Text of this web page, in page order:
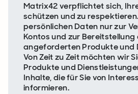
Matrix42 verpflichtet sich,
schützen und zu
persönlichen Daten nur zur
Kontos und zur Bereitstellung
angeforderten Produkte und
Von Zeit zu Zeit möchten wir
Produkte und
Inhalte, die für Sie von
informieren.